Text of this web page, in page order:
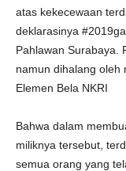
atas kekecewaan
deklarasinya
Pahlawan Surabaya.
namun dihalang oleh
Elemen Bela NKRI
Bahwa dalam
miliknya tersebut,
semua orang yang